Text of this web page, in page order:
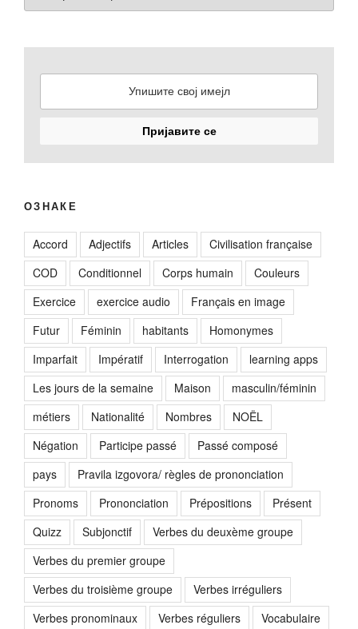
ОЗНАКЕ
Accord Adjectifs Articles
Civilisation française
COD
Conditionnel Corps humain
Couleurs
Exercice
exercice audio
Français en image
Futur
Féminin habitants
Homonymes
Imparfait
Impératif Interrogation
learning apps
Les jours de la semaine
Maison
masculin/féminin
métiers
Nationalité Nombres
NOËL
Négation
Participe passé
Passé composé
pays
Pravila izgovora/ règles de prononciation
Pronoms
Prononciation Prépositions
Présent
Quizz
Subjonctif
Verbes du deuxème groupe
Verbes du premier groupe
Verbes du troisième groupe
Verbes irréguliers
Verbes pronominaux
Verbes réguliers
Vocabulaire